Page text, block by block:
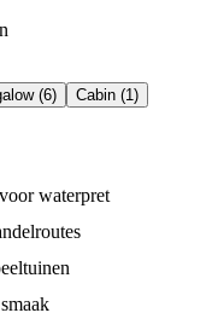
(6)
Cabin (1)
waterpret